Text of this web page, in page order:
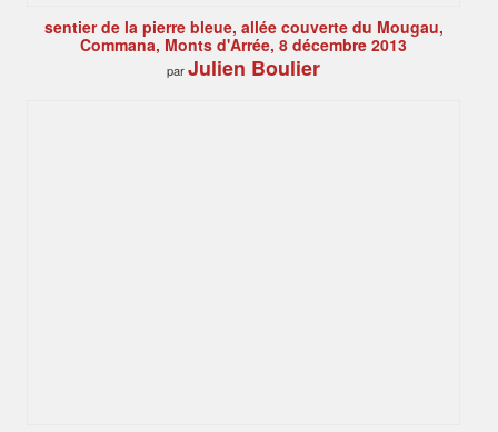
sentier de la pierre bleue, allée couverte du Mougau,
Commana, Monts d'Arrée, 8 décembre 2013
parJulien Boulier